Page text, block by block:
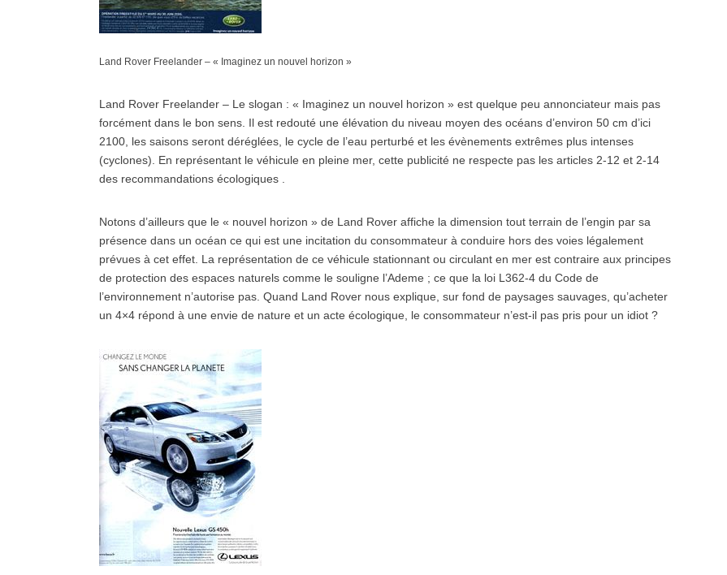
Land Rover Freelander – « Imaginez un nouvel horizon »
Land Rover Freelander – Le slogan : « Imaginez un nouvel horizon » est quelque peu annonciateur mais pas
forcément dans le bon sens. Il est redouté une élévation du niveau moyen des océans d’environ 50 cm d’ici
2100, les saisons seront déréglées, le cycle de l’eau perturbé et les évènements extrêmes plus intenses
(cyclones). En représentant le véhicule en pleine mer, cette publicité ne respecte pas les articles 2-12 et 2-14
des recommandations écologiques .
Notons d’ailleurs que le « nouvel horizon » de Land Rover affiche la dimension tout terrain de l’engin par sa
présence dans un océan ce qui est une incitation du consommateur à conduire hors des voies légalement
prévues à cet effet. La représentation de ce véhicule stationnant ou circulant en mer est contraire aux principes
de protection des espaces naturels comme le souligne l’Ademe ; ce que la loi L362-4 du Code de
l’environnement n’autorise pas. Quand Land Rover nous explique, sur fond de paysages sauvages, qu’acheter
un 4×4 répond à une envie de nature et un acte écologique, le consommateur n’est-il pas pris pour un idiot ?